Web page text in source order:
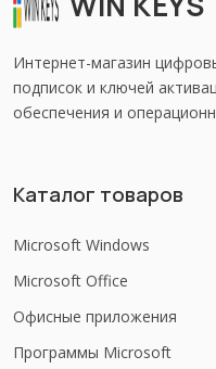
Интернет-магазин
подписок и ключей
обеспечения и
Каталог товаров
Microsoft Windows
Microsoft Office
Офисные приложения
Программы Microsoft